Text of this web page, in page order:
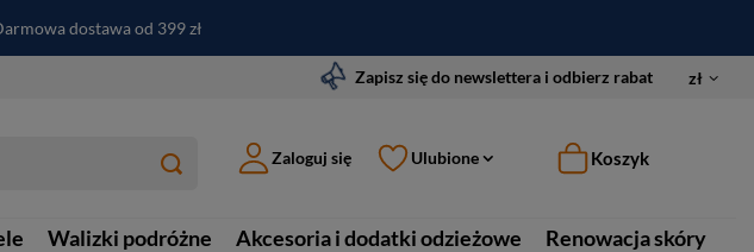
dostawa od 399 zł
Zapisz się do newslettera i odbierz rabat zł
Zaloguj się Ulubione Koszyk
Walizki podróżne Akcesoria i dodatki odzieżowe
Renowacja skóry